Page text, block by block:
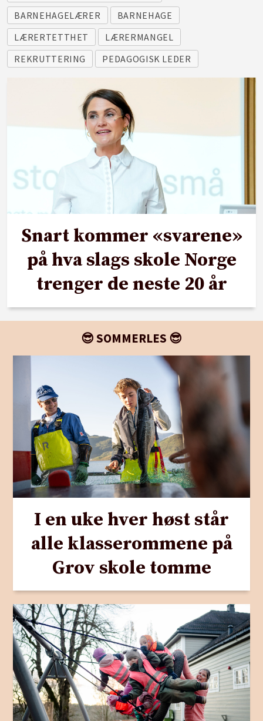
BARNEHAGELÆRER
BARNEHAGE
LÆRERTETTHET
LÆRERMANGEL
REKRUTTERING
PEDAGOGISK LEDER
Snart kommer «svarene»
på hva slags skole Norge
trenger de neste 20 år
😎 SOMMERLES 😎
I en uke hver høst står
alle klasserommene på
Grov skole tomme